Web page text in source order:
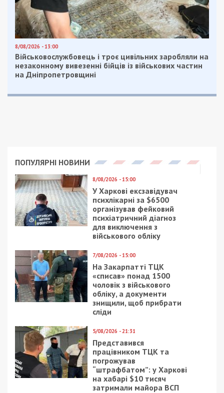
8/08/2026 - 13:00
Військовослужбовець і троє цивільних заробляли на
незаконному вивезенні бійців із військових частин
на Дніпропетровщині
ПОПУЛЯРНІ НОВИНИ
8/08/2026 - 15:00
У Харкові ексзавідувач
психлікарні за $6500
організував фейковий
психіатричний діагноз
для виключення з
військового обліку
7/08/2026 - 15:00
На Закарпатті ТЦК
«списав» понад 1500
чоловік з військового
обліку, а документи
знищили, щоб прибрати
сліди
5/08/2026 - 21:31
Представився
працівником ТЦК та
погрожував
“штрафбатом”: у Харкові
на хабарі $10 тисяч
затримали майора ВСП